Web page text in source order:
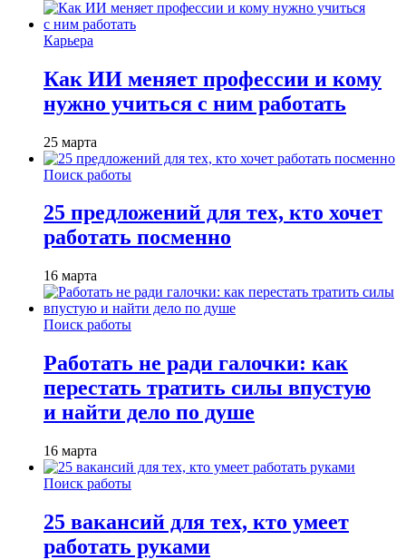
Карьера
Как ИИ меняет профессии и кому
нужно учиться с ним работать
25 марта
Поиск работы
25 предложений для тех, кто хочет
работать посменно
16 марта
Поиск работы
Работать не ради галочки: как
перестать тратить силы впустую
и найти дело по душе
16 марта
Поиск работы
25 вакансий для тех, кто умеет
работать руками